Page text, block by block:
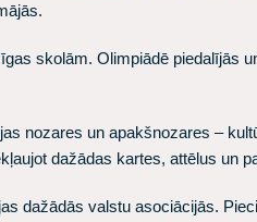
skolām. Olimpiādē piedalījās
nozares un apakšnozares –
dažādas kartes, attēlus un
dažādās valstu asociācijās.